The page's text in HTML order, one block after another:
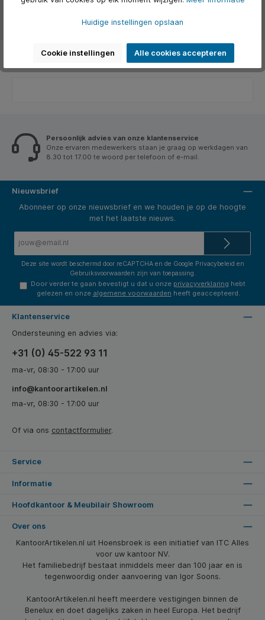
Persoonlijk advies van onze klantenservice
Onze ervaren medewerkers staan je graag op werkdagen van
8.30 tot 17.00 te woord per telefoon of e-mail.
Nieuwsbrief
Abonneer op onze nieuwsbrief en we houden je op de hoogte
met het laatste nieuws.
Deze site wordt beschermd door reCAPTCHA en de Google Privacybeleid en
Gebruiksvoorwaarden zijn van toepassing.
Door verder te gaan bevestigt u dat u onze privacyverklaring hebt
gelezen en onze algemene voorwaarden heeft geaccepteerd.
Klantenservice
Ondersteuning en advies via:
+31 (0) 45-522 93 11
ma-vr, 08:30 - 17:00 uur
info@kantoorartikelen.nl
ma-vr, 08:30 - 17:00 uur
Of via ons contactformulier.
Service
Informatie
Hoofdkantoor & Meubilair Showroom
Over ons
KantoorArtikelen.nl uit Hoensbroek is een initiatief van ITC Alles
voor uw kantoor NV.
Het familiebedrijf bestaat inmiddels meer dan 100 jaar en is
tegenwoordig onder aanvoering van Igor Soons.
KantoorArtikelen.nl heeft meerdere vestigingen binnen de
Benelux en doet dagelijks zaken in heel Europa. Het bedrijf
Huidige instellingen opslaan
Cookie instellingen Alle cookies accepteren